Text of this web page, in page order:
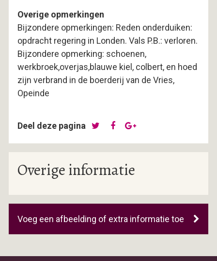
Overige opmerkingen
Bijzondere opmerkingen: Reden onderduiken:
opdracht regering in Londen. Vals P.B.: verloren.
Bijzondere opmerking: schoenen,
werkbroek,overjas,blauwe kiel, colbert, en hoed
zijn verbrand in de boerderij van de Vries,
Opeinde
Deel deze pagina
Overige informatie
Voeg een afbeelding of extra informatie toe